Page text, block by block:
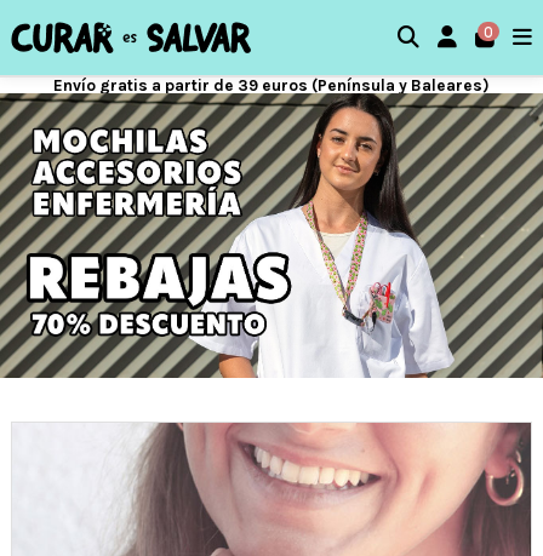
0
Envío gratis a partir de 39 euros (Península y Baleares)